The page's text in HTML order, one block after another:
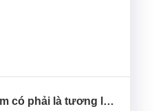
có phải là tương lai